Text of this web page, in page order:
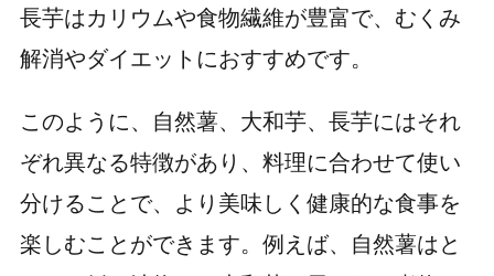
長芋はカリウムや食物繊維が豊富で、むくみ
解消やダイエットにおすすめです。
このように、自然薯、大和芋、長芋にはそれ
ぞれ異なる特徴があり、料理に合わせて使い
分けることで、より美味しく健康的な食事を
楽しむことができます。例えば、自然薯はと